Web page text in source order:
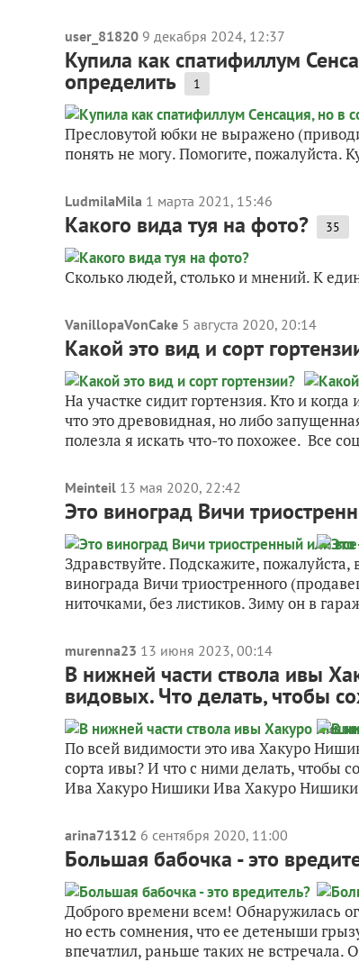
user_81820 9 декабря 2024, 12:37
Купила как спатифиллум
определить 1
Пресловутой юбки не выражено
понять не могу. Помогите, пожалуйста.
LudmilaMila 1 марта 2021, 15:46
Какого вида туя на фото? 35
Сколько людей, столько и мнений. К
VanillopaVonCake 5 августа 2020, 20:14
Какой это вид и сорт
На участке сидит гортензия. Кто и
что это древовидная, но либо
полезла я искать что-то похожее. Все
Meinteil 13 мая 2020, 22:42
Это виноград Вичи
Здравствуйте. Подскажите,
винограда Вичи триостренного
ниточками, без листиков. Зиму он в
murenna23 13 июня 2023, 00:14
В нижней части ствола ивы
видовых. Что делать, чтобы
По всей видимости это ива Хакуро
сорта ивы? И что с ними делать, чтобы
Ива Хакуро Нишики Ива Хакуро Нишики
arina71312 6 сентября 2020, 11:00
Большая бабочка - это
Доброго времени всем! Обнаружилась
но есть сомнения, что ее детеныши
впечатлил, раньше таких не встречала.